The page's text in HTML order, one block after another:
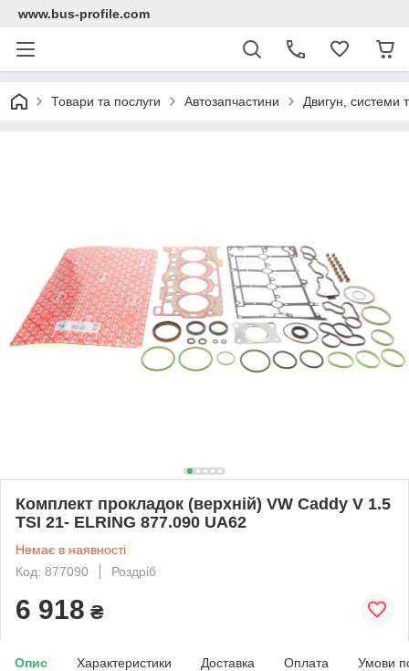
www.bus-profile.com
Товари та послуги Автозапчастини Двигун, системи
Комплект прокладок (верхній) VW Caddy V 1.5
TSI 21- ELRING 877.090 UA62
Немає в наявності
Код: 877090
Роздріб
6 918 ₴
Опис Характеристики Доставка Оплата Умови